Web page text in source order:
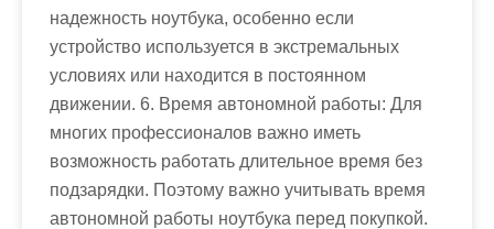
надежность ноутбука, особенно если
устройство используется в экстремальных
условиях или находится в постоянном
движении. 6. Время автономной работы: Для
многих профессионалов важно иметь
возможность работать длительное время без
подзарядки. Поэтому важно учитывать время
автономной работы ноутбука перед покупкой.